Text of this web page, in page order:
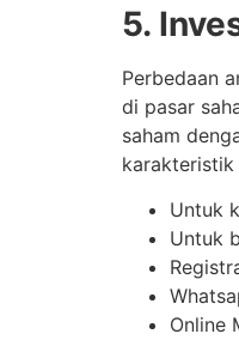
5.
Perbedaan
di pasar
saham
karakteristik
Untuk
Untuk
Online